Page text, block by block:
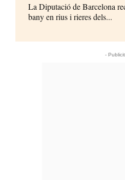
La Diputació de Barcelona
bany en rius i rieres dels...
-